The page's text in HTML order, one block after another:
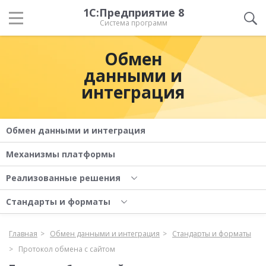
1С:Предприятие 8
Система программ
Обмен
данными и
интеграция
Обмен данными и интеграция
Механизмы платформы
Реализованные решения
Стандарты и форматы
Главная Обмен данными и интеграция
Стандарты и форматы
Протокол обмена с сайтом